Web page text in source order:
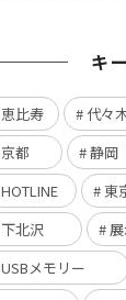
キ
恵比寿 代々
京都
静岡
HOTLINE
東
下北沢
USBメモリー